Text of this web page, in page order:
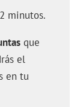
minutos.
que
el
en tu